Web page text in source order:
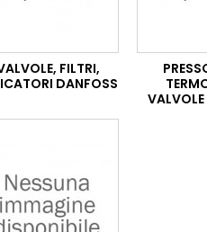
FILTRI,
DANFOSS